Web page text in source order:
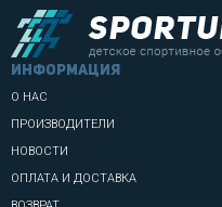
информация
О НАС
ПРОИЗВОДИТЕЛИ
НОВОСТИ
ОПЛАТА И ДОСТАВКА